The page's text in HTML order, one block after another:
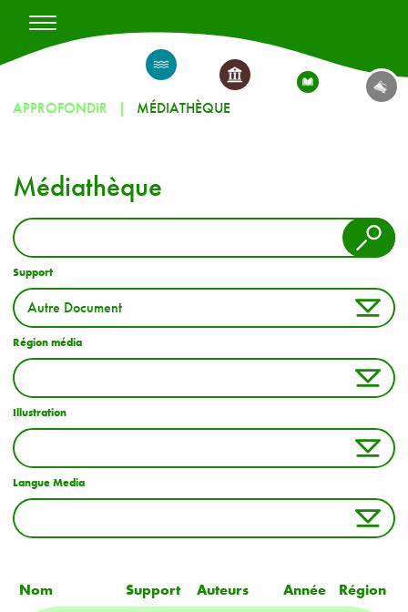
APPROFONDIR MÉDIATHÈQUE
Médiathèque
Support
Région média
Illustration
Langue Media
Nom Support Auteurs Année
Région